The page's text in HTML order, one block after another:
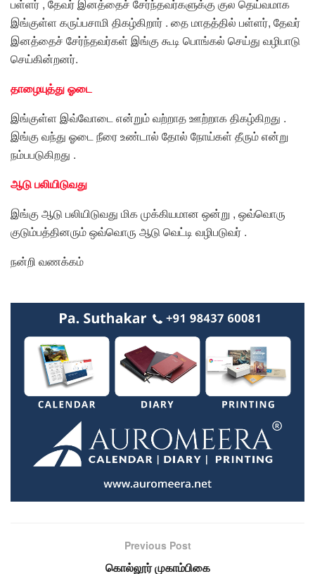
பள்ளர் , தேவர் இனத்தைச் சேர்ந்தவர்களுக்கு குல தெய்வமாக
இங்குள்ள கருப்பசாமி திகழ்கிறார் . தை மாதத்தில் பள்ளர், தேவர்
இனத்தைச் சேர்ந்தவர்கள் இங்கு கூடி பொங்கல் செய்து வழிபாடு
செய்கின்றனர்.
தாழையுத்து ஓடை
இங்குள்ள இவ்வோடை என்றும் வற்றாத ஊற்றாக திகழ்கிறது .
இங்கு வந்து ஓடை நீரை உண்டால் தோல் நோய்கள் தீரும் என்று
நம்பபடுகிறது .
ஆடு பலியிடுவது
இங்கு ஆடு பலியிடுவது மிக முக்கியமான ஒன்று , ஒவ்வொரு
குடும்பத்தினரும் ஒவ்வொரு ஆடு வெட்டி வழிபடுவர் .
நன்றி வணக்கம்
Previous Post
கொல்லூர் முகாம்பிகை